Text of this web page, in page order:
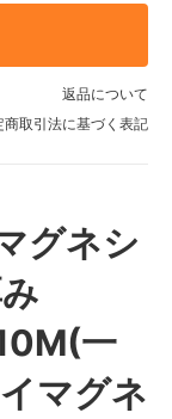
返品について
商取引法に基づく表記
グネシ
一
マグネ